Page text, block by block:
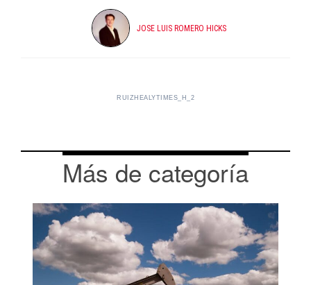
JOSE LUIS ROMERO HICKS
RUIZHEALYTIMES_H_2
Más de categoría